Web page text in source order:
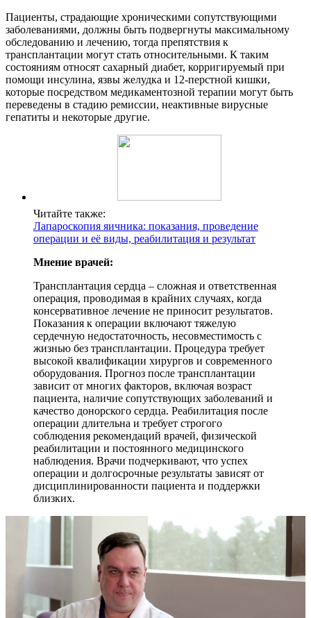
Пациенты, страдающие хроническими сопутствующими
заболеваниями, должны быть подвергнуты максимальному
обследованию и лечению, тогда препятствия к
трансплантации могут стать относительными. К таким
состояниям относят сахарный диабет, корригируемый при
помощи инсулина, язвы желудка и 12-перстной кишки,
которые посредством медикаментозной терапии могут быть
переведены в стадию ремиссии, неактивные вирусные
гепатиты и некоторые другие.
Читайте также:
Лапароскопия яичника: показания, проведение
операции и её виды, реабилитация и результат
Мнение врачей:
Трансплантация сердца – сложная и ответственная
операция, проводимая в крайних случаях, когда
консервативное лечение не приносит результатов.
Показания к операции включают тяжелую
сердечную недостаточность, несовместимость с
жизнью без трансплантации. Процедура требует
высокой квалификации хирургов и современного
оборудования. Прогноз после трансплантации
зависит от многих факторов, включая возраст
пациента, наличие сопутствующих заболеваний и
качество донорского сердца. Реабилитация после
операции длительна и требует строгого
соблюдения рекомендаций врачей, физической
реабилитации и постоянного медицинского
наблюдения. Врачи подчеркивают, что успех
операции и долгосрочные результаты зависят от
дисциплинированности пациента и поддержки
близких.